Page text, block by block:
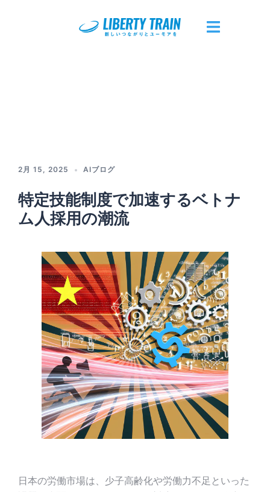
2月 15, 2025 AIブログ
特定技能制度で加速するベトナ
ム人採用の潮流
日本の労働市場は、少子高齢化や労働力不足といった